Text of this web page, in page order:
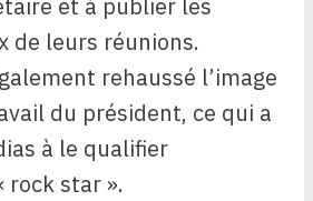
et à publier les
de leurs réunions.
rehaussé l’image
du président, ce qui a
à le qualifier
rock star ».